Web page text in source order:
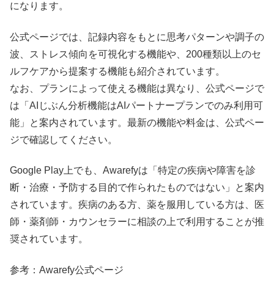
になります。
公式ページでは、記録内容をもとに思考パターンや調子の
波、ストレス傾向を可視化する機能や、200種類以上のセ
ルフケアから提案する機能も紹介されています。
なお、プランによって使える機能は異なり、公式ページで
は「AIじぶん分析機能はAIパートナープランでのみ利用可
能」と案内されています。最新の機能や料金は、公式ペー
ジで確認してください。
Google Play上でも、Awarefyは「特定の疾病や障害を診
断・治療・予防する目的で作られたものではない」と案内
されています。疾病のある方、薬を服用している方は、医
師・薬剤師・カウンセラーに相談の上で利用することが推
奨されています。
参考：Awarefy公式ページ